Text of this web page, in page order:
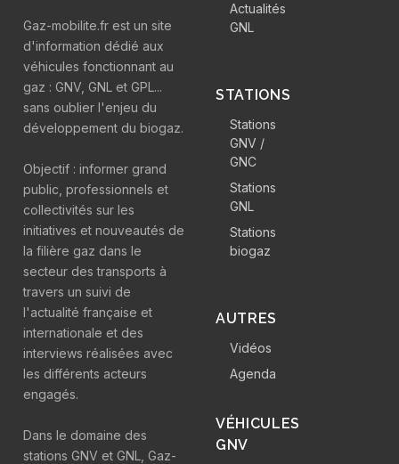
Gaz-mobilite.fr est un site
d'information dédié aux
véhicules fonctionnant au
gaz : GNV, GNL et GPL...
sans oublier l'enjeu du
développement du biogaz.
Objectif : informer grand
public, professionnels et
collectivités sur les
initiatives et nouveautés de
la filière gaz dans le
secteur des transports à
travers un suivi de
l'actualité française et
internationale et des
interviews réalisées avec
les différents acteurs
engagés.
Dans le domaine des
stations GNV et GNL, Gaz-
Actualités
GNL
STATIONS
Stations
GNV /
GNC
Stations
GNL
Stations
biogaz
AUTRES
Vidéos
Agenda
VÉHICULES
GNV